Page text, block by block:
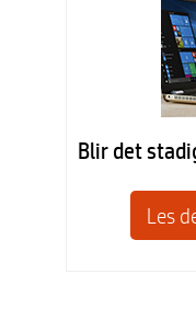
Blir det
Les